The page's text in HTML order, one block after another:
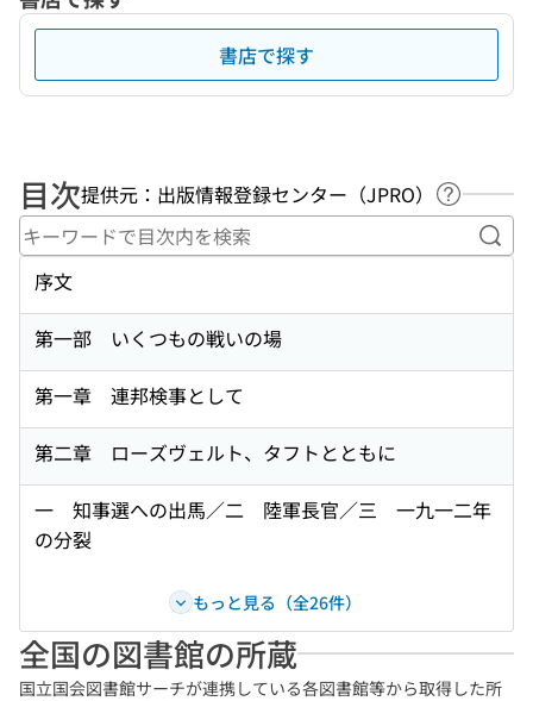
書店で探す
目次提供元：出版情報登録センター（JPRO）
ヘルプペ
キ
序文
第一部 いくつもの戦いの場
第一章 連邦検事として
第二章 ローズヴェルト、タフトとともに
一 知事選への出馬／二 陸軍長官／三 一九一二年
の分裂
もっと見る（全26件）
全国の図書館の所蔵
国立国会図書館サーチが連携している各図書館等から取得した所